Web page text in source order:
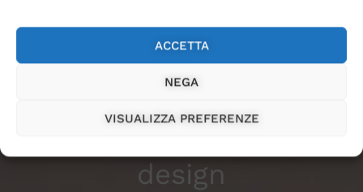
ACCETTA
NEGA
VISUALIZZA PREFERENZE
Lampade a
sospensione design: l
must have dell’interior
design